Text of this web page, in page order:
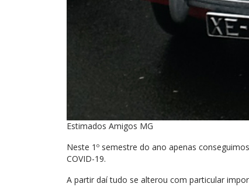
Estimados Amigos MG
Neste 1º semestre do ano apenas
COVID-19.
A partir daí tudo se alterou com particular